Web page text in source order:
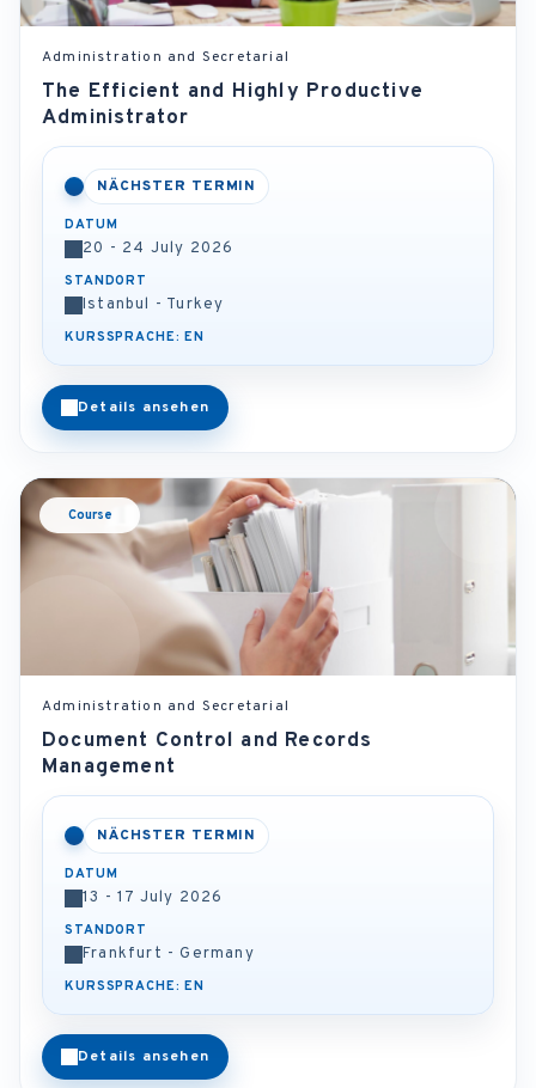
Administration and Secretarial
The Efficient and Highly Productive
Administrator
NÄCHSTER TERMIN
DATUM
20 - 24 July 2026
STANDORT
Istanbul - Turkey
KURSSPRACHE: EN
Details ansehen
Course
Administration and Secretarial
Document Control and Records
Management
NÄCHSTER TERMIN
DATUM
13 - 17 July 2026
STANDORT
Frankfurt - Germany
KURSSPRACHE: EN
Details ansehen